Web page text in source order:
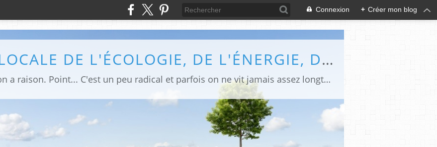
Connexion + Créer mon blog
AL3ES, AGENCE LOCALE DE L'ÉCOLOGIE, DE L'ÉNERGIE, DE L'ÉCONOMIE ET DE LA SOLIDARITÉ....
On n'a jamais raison trop tôt, on a raison. Point... C'est un peu radical et parfois on ne vit jamais assez longtemps pour le savoir. Dans nos urgences, des mots de maux, des clins d'œil et des coups de gueules, des propositions, des idées (parfois), des envies, transition toute faites pour toutes les belles...